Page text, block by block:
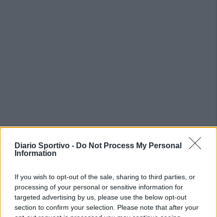
Diario Sportivo - Do Not Process My Personal
Information
If you wish to opt-out of the sale, sharing to third parties, or
processing of your personal or sensitive information for
targeted advertising by us, please use the below opt-out
section to confirm your selection. Please note that after your
PIÙ LETTI OGGI
Amichevole Ossese: 3-1 al Cagliari Primavera,
doppietta di Tapparello
8 Ago 2026